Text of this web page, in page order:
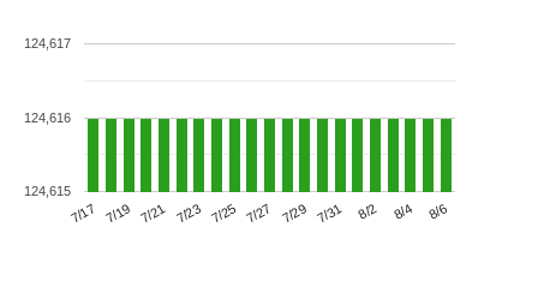
7/17 7/19 7/21 7/23 7/25 7/27 7/29 7/31 8/2 8/4 8/6
124,615
124,616
124,617